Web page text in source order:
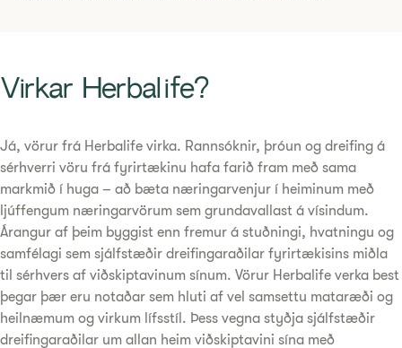
Virkar Herbalife?
Já, vörur frá Herbalife virka. Rannsóknir, þróun og dreifing á
sérhverri vöru frá fyrirtækinu hafa farið fram með sama
markmið í huga – að bæta næringarvenjur í heiminum með
ljúffengum næringarvörum sem grundavallast á vísindum.
Árangur af þeim byggist enn fremur á stuðningi, hvatningu og
samfélagi sem sjálfstæðir dreifingaraðilar fyrirtækisins miðla
til sérhvers af viðskiptavinum sínum. Vörur Herbalife verka best
þegar þær eru notaðar sem hluti af vel samsettu mataræði og
heilnæmum og virkum lífsstíl. Þess vegna styðja sjálfstæðir
dreifingaraðilar um allan heim viðskiptavini sína með